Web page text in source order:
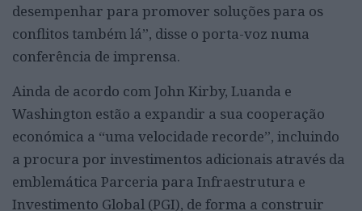
desempenhar para promover soluções para os
conflitos também lá”, disse o porta-voz numa
conferência de imprensa.
Ainda de acordo com John Kirby, Luanda e
Washington estão a expandir a sua cooperação
económica a “uma velocidade recorde”, incluindo
a procura por investimentos adicionais através da
emblemática Parceria para Infraestrutura e
Investimento Global (PGI), de forma a construir